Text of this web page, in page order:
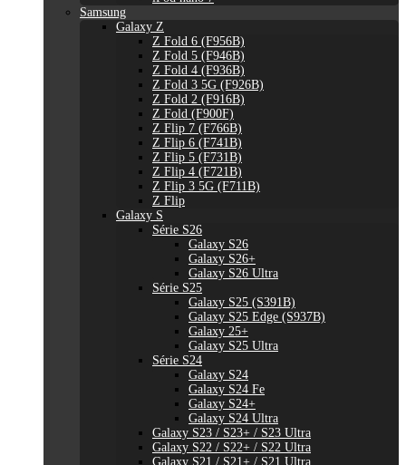
Samsung
Galaxy Z
Z Fold 6 (F956B)
Z Fold 5 (F946B)
Z Fold 4 (F936B)
Z Fold 3 5G (F926B)
Z Fold 2 (F916B)
Z Fold (F900F)
Z Flip 7 (F766B)
Z Flip 6 (F741B)
Z Flip 5 (F731B)
Z Flip 4 (F721B)
Z Flip 3 5G (F711B)
Z Flip
Galaxy S
Série S26
Galaxy S26
Galaxy S26+
Galaxy S26 Ultra
Série S25
Galaxy S25 (S391B)
Galaxy S25 Edge (S937B)
Galaxy 25+
Galaxy S25 Ultra
Série S24
Galaxy S24
Galaxy S24 Fe
Galaxy S24+
Galaxy S24 Ultra
Galaxy S23 / S23+ / S23 Ultra
Galaxy S22 / S22+ / S22 Ultra
Galaxy S21 / S21+ / S21 Ultra